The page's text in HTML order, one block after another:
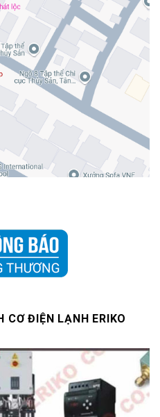
CƠ ĐIỆN LẠNH ERIKO